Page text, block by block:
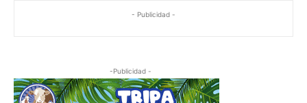
- Publicidad -
-Publicidad -